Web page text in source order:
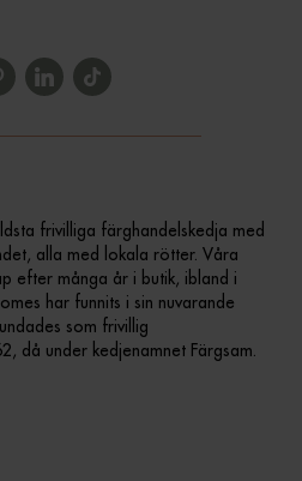
frivilliga färghandelskedja med
alla med lokala rötter. Våra
efter många år i butik, ibland i
har funnits i sin nuvarande
som frivillig
då under kedjenamnet Färgsam.